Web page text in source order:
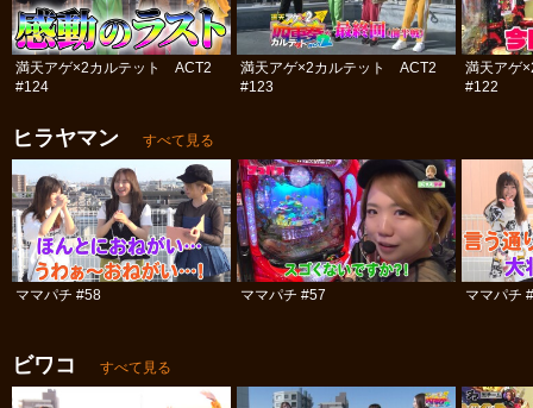
満天アゲ×2カルテット ACT2
#124
満天アゲ×2カルテット ACT2
#123
満天アゲ
#122
ヒラヤマン すべて見る
ママパチ #58 ママパチ #57 ママパチ
ビワコ すべて見る